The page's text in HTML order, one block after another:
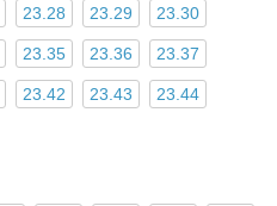
23.28 23.29 23.30
23.35 23.36 23.37
23.42 23.43 23.44